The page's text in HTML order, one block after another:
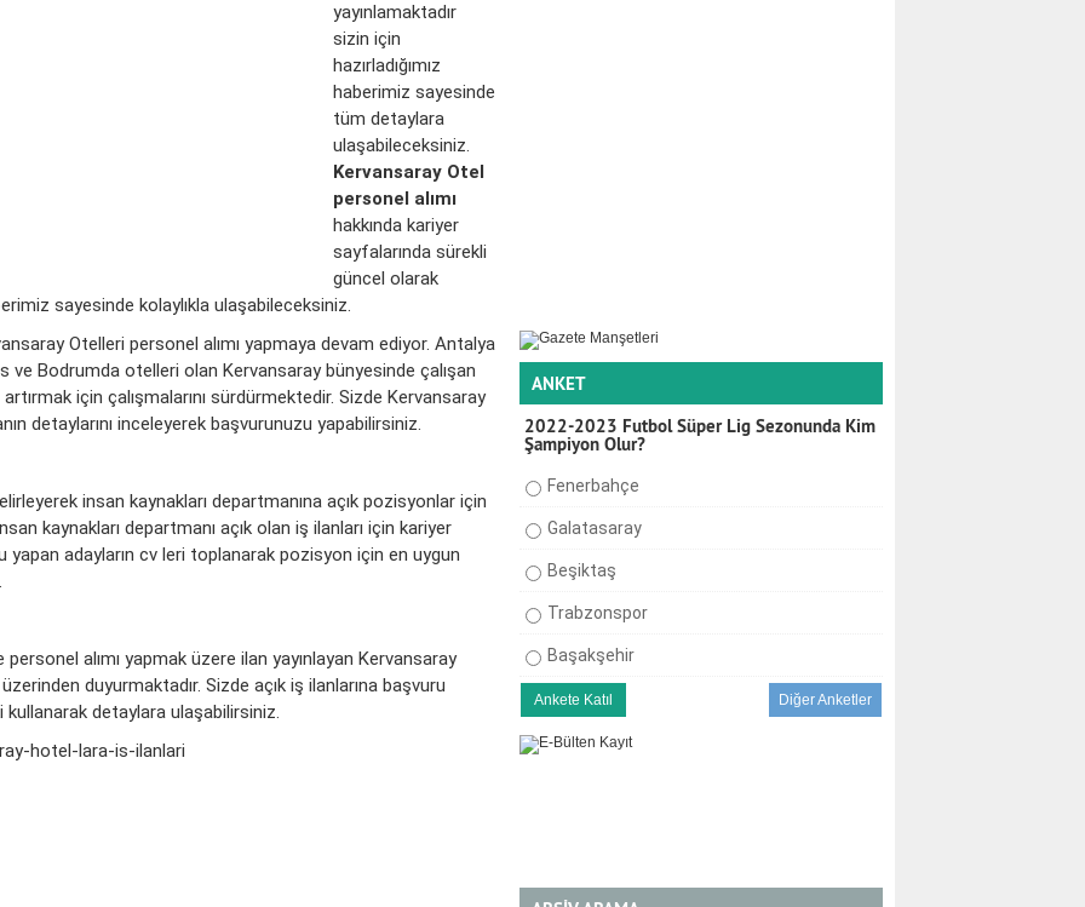
yayınlamaktadır
sizin için
hazırladığımız
haberimiz sayesinde
tüm detaylara
ulaşabileceksiniz.
Kervansaray Otel
personel alımı
hakkında kariyer
sayfalarında sürekli
güncel olarak
sayesinde kolaylıkla ulaşabileceksiniz.
Otelleri personel alımı yapmaya devam ediyor. Antalya
ve Bodrumda otelleri olan Kervansaray bünyesinde çalışan
için çalışmalarını sürdürmektedir. Sizde Kervansaray
detaylarını inceleyerek başvurunuzu yapabilirsiniz.
insan kaynakları departmanına açık pozisyonlar için
kaynakları departmanı açık olan iş ilanları için kariyer
yapan adayların cv leri toplanarak pozisyon için en uygun
alımı yapmak üzere ilan yayınlayan Kervansaray
duyurmaktadır. Sizde açık iş ilanlarına başvuru
kullanarak detaylara ulaşabilirsiniz.
hotel-lara-is-ilanlari
ANKET
2022-2023 Futbol Süper Lig Sezonunda Kim
Şampiyon Olur?
Fenerbahçe
Galatasaray
Beşiktaş
Trabzonspor
Başakşehir
Diğer Anketler